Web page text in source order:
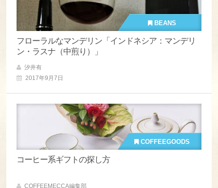
BEANS
フローラルなマンデリン「インドネシア：マンデリ
ン・ラスナ（中煎り）」
汐井有
2017年9月7日
COFFEEGOODS
コーヒー系ギフトの探し方
COFFEEMECCA編集部